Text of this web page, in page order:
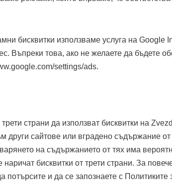
бисквитки използваме услуга на
Въпреки това, ако не желаете да бъдете
settings/ads.
страни да използват бисквитки на
други сайтове или вградено съдържание
на съдържанието от тях има
наричат бисквитки от трети страни. За
и да се запознаете с Политиките